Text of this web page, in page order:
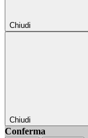
Chiudi
Chiudi
Conferma